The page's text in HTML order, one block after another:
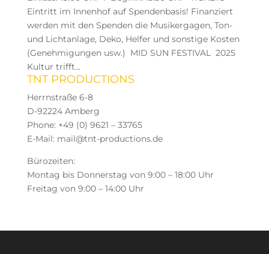
Eintritt im Innenhof auf Spendenbasis! Finanziert
werden mit den Spenden die Musikergagen, Ton-
und Lichtanlage, Deko, Helfer und sonstige Kosten
(Genehmigungen usw.) MID SUN FESTIVAL 2025
Kultur trifft...
TNT PRODUCTIONS
Herrnstraße 6-8
D-92224 Amberg
Phone: +49 (0) 9621 – 33765
E-Mail: mail@tnt-productions.de
Bürozeiten:
Montag bis Donnerstag von 9:00 – 18:00 Uhr
Freitag von 9:00 – 14:00 Uhr